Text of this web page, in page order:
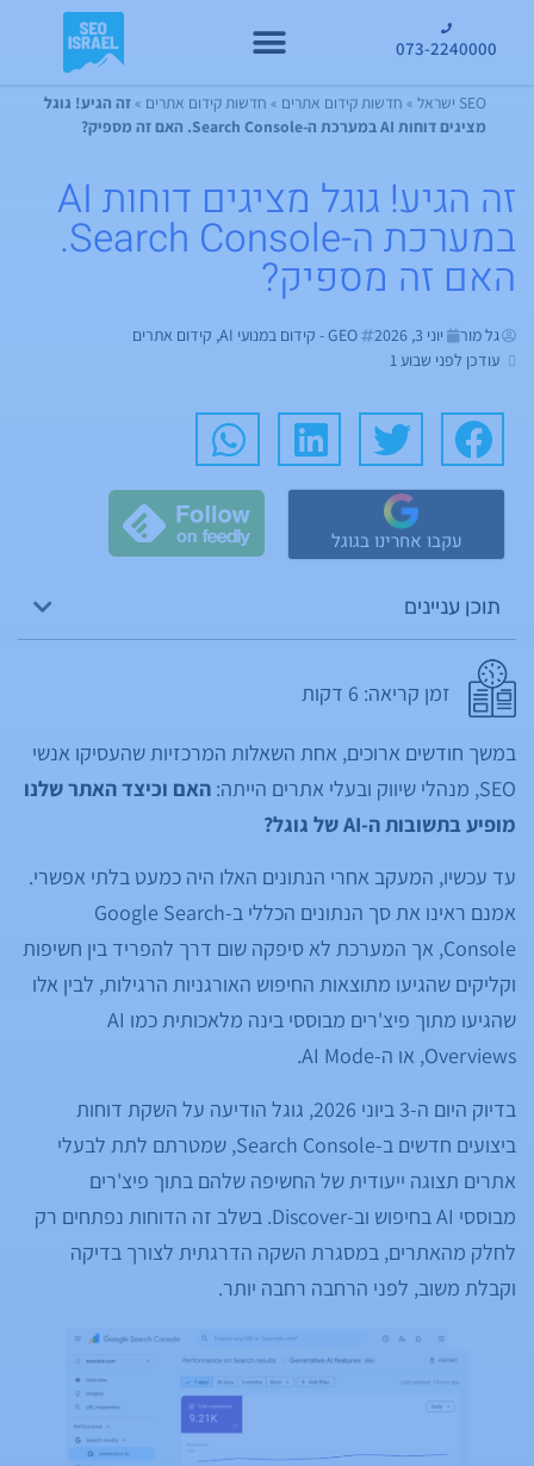
073-2240000
SEO ישראל » חדשות קידום אתרים » חדשות קידום אתרים »זה הגיע! גוגל
מציגים דוחות AI במערכת ה-Search Console. האם זה מספיק?
זה הגיע! גוגל מציגים דוחות AI
במערכת ה-Search Console.
האם זה מספיק?
גל מור יוני 3, 2026 GEO - קידום במנועי AI , קידום אתרים
עודכן לפני שבוע 1
עקבו אחרינו בגוגל
תוכן עניינים
זמן קריאה: 6 דקות
במשך חודשים ארוכים, אחת השאלות המרכזיות שהעסיקו אנשי
SEO, מנהלי שיווק ובעלי אתרים הייתה:
האם וכיצד האתר שלנו
מופיע בתשובות ה-AI של גוגל?
עד עכשיו, המעקב אחרי הנתונים האלו היה כמעט בלתי אפשרי.
אמנם ראינו את סך הנתונים הכללי ב-Google Search
Console, אך המערכת לא סיפקה שום דרך להפריד בין חשיפות
וקליקים שהגיעו מתוצאות החיפוש האורגניות הרגילות, לבין אלו
שהגיעו מתוך פיצ'רים מבוססי בינה מלאכותית כמו AI
Overviews, או ה-AI Mode.
בדיוק היום ה-3 ביוני 2026, גוגל הודיעה על השקת דוחות
ביצועים חדשים ב-Search Console, שמטרתם לתת לבעלי
אתרים תצוגה ייעודית של החשיפה שלהם בתוך פיצ'רים
מבוססי AI בחיפוש וב-Discover. בשלב זה הדוחות נפתחים רק
לחלק מהאתרים, במסגרת השקה הדרגתית לצורך בדיקה
וקבלת משוב, לפני הרחבה רחבה יותר.